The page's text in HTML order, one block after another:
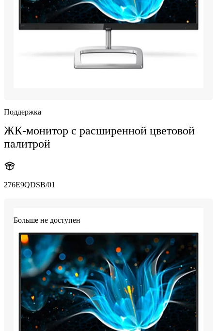
Поддержка
ЖК-монитор с расширенной цветовой
палитрой
276E9QDSB/01
Больше не доступен